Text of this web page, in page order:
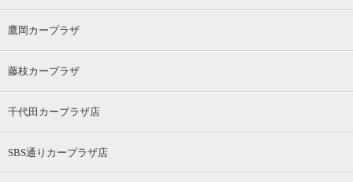
鷹岡カープラザ
藤枝カープラザ
千代田カープラザ店
SBS通りカープラザ店